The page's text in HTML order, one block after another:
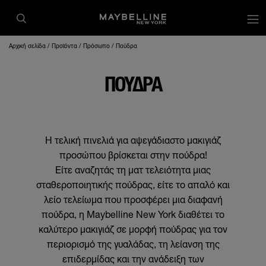
Αρχική σελίδα Προϊόντα Πρόσωπο Πούδρα
ΠΟΎΔΡΑ
Η τελική πινελιά για αψεγάδιαστο μακιγιάζ
προσώπου βρίσκεται στην πούδρα!
Είτε αναζητάς τη ματ τελειότητα μιας
σταθεροποιητικής πούδρας, είτε το απαλό και
λείο τελείωμα που προσφέρει μια διαφανή
πούδρα, η Maybelline New York διαθέτει το
καλύτερο μακιγιάζ σε μορφή πούδρας για τον
περιορισμό της γυαλάδας, τη λείανση της
επιδερμίδας και την ανάδειξη των